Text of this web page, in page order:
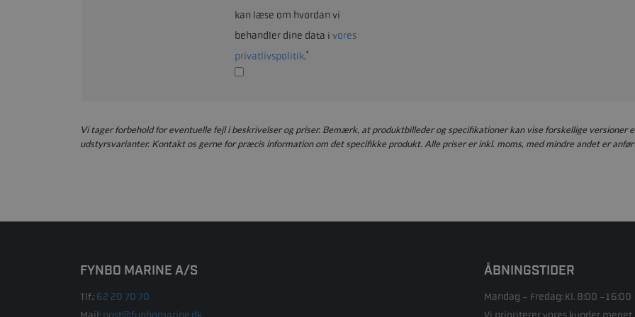
kan læse om hvordan vi
behandler dine data i vores
privatlivspolitik.*
Vi tager forbehold for eventuelle fejl i beskrivelser og priser. Bemærk, at produktbilleder og specifikationer kan vise forskellige versioner
udstyrsvarianter. Kontakt os gerne for præcis information om det specifikke produkt. Alle priser er inkl. moms, med mindre andet er
FYNBO MARINE A/S
Tlf.: 62 20 70 70
ÅBNINGSTIDER
Mandag - Fredag: Kl. 8:00 -16:00